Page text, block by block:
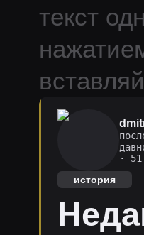
текст
·
история